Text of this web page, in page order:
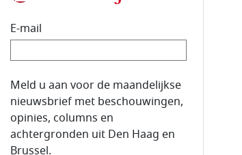
E-mail
E-mailadres van de abonnee.
Meld u aan voor de maandelijkse
nieuwsbrief met beschouwingen,
opinies, columns en
achtergronden uit Den Haag en
Brussel.